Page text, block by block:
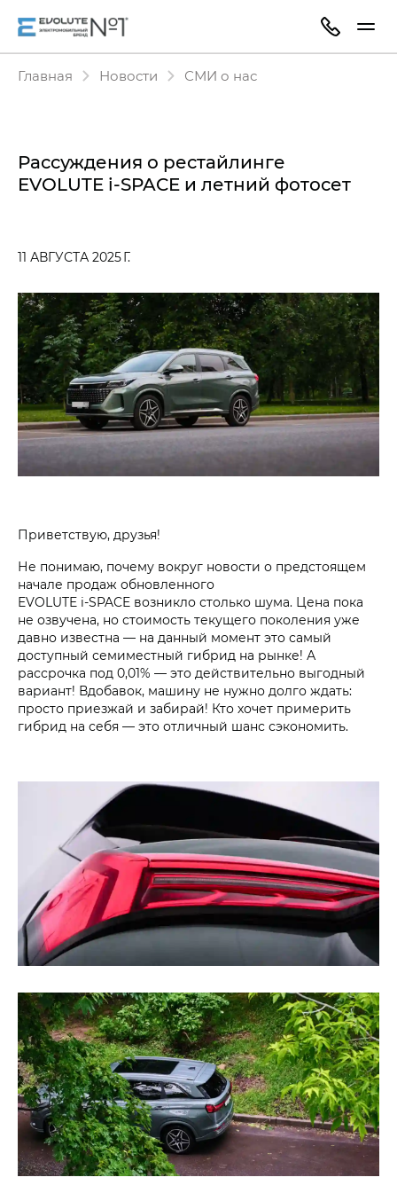
Главная Новости СМИ о нас
Рассуждения о рестайлинге
EVOLUTE i‑SPACE и летний фотосет
11 АВГУСТА 2025 Г.
Приветствую, друзья!
Не понимаю, почему вокруг новости о предстоящем
начале продаж обновленного
EVOLUTE i‑SPACE возникло столько шума. Цена пока
не озвучена, но стоимость текущего поколения уже
давно известна — на данный момент это самый
доступный семиместный гибрид на рынке! А
рассрочка под 0,01% — это действительно выгодный
вариант! Вдобавок, машину не нужно долго ждать:
просто приезжай и забирай! Кто хочет примерить
гибрид на себя — это отличный шанс сэкономить.